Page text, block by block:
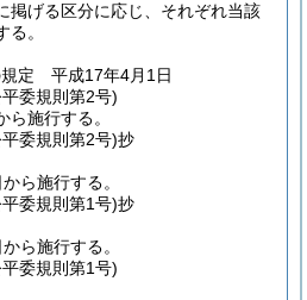
掲げる区分に応じ、それぞれ当該
。
定 平成17年4月1日
委規則第2号)
ら施行する。
委規則第2号)抄
ら施行する。
委規則第1号)抄
ら施行する。
委規則第1号)